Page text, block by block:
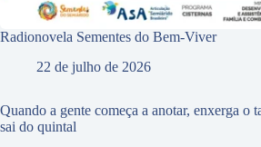
Radionovela Sementes do Bem-Viver
22 de julho de 2026
Quando a gente começa a anotar, enxerga o
sai do quintal